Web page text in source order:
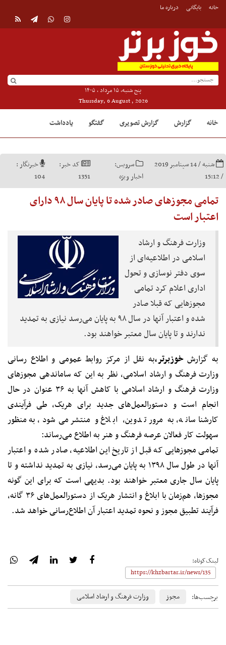
خانه بایگانی درباره ما
پنج شنبه, ۱۵ مرداد , ۱۴۰۵
Thursday, 6 August , 2026
خانه گزارش گزارش تصویری گفتگو یادداشت
شنبه / 14 سپتامبر 2019
/ 15:12
سرویس:
اخبار ویژه
کد خبر:
1351
خبرنگار :
104
تمامی مجوزهای صادر شده تا پایان سال ٩٨ دارای
اعتبار است
وزارت فرهنگ و ارشاد
اسلامی در اطلاعیه‌ای از
سوی دفتر نوسازی و تحول
اداری اعلام کرد تمامی
مجوزهایی که قبلا صادر
شده و اعتبار آنها در سال ٩٨ به پایان می‌رسد نیازی به تمدید
ندارند و تا پایان سال معتبر خواهند بود.
به گزارشخوزبرتر،به نقل از مرکز روابط عمومی و اطلاع رسانی
وزارت فرهنگ و ارشاد اسلامی، نظر به این که ساماندهی مجوزهای
وزارت فرهنگ و ارشاد اسلامی با کاهش آنها به ۳۶ عنوان در حال
انجام است و دستورالعمل‌های جدید برای هریک، طی فرآیندی
کارشناسانه، به مرور تدوین، ابلاغ و منتشر می‌‌‌شود، به‌ منظور
سهولت کار فعالان عرصه‌ فرهنگ و هنر به اطلاع می‌رساند:
تمامی مجوزهایی که قبل از تاریخ این اطلاعیه، صادر شده و اعتبار
آنها در طول سال ۱۳۹۸ به پایان می‌رسد، نیازی به تمدید نداشته و تا
پایان سال جاری معتبر خواهند بود. بدیهی است که برای این‌ گونه
مجوزها، هم‌زمان با ابلاغ و انتشار هریک از دستورالعمل‌های ۳۶ گانه،
فرآیند تطبیق مجوز و نحوه‌ تمدید اعتبار آن اطلاع‌رسانی خواهد شد.
لینک‌کوتاه:
برچسب‌ها: مجوز وزارت فرهنگ و ارشاد اسلامی